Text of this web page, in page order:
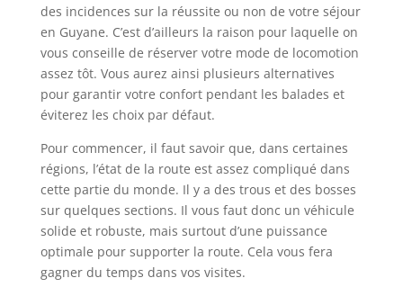
des incidences sur la réussite ou non de votre séjour
en Guyane. C’est d’ailleurs la raison pour laquelle on
vous conseille de réserver votre mode de locomotion
assez tôt. Vous aurez ainsi plusieurs alternatives
pour garantir votre confort pendant les balades et
éviterez les choix par défaut.
Pour commencer, il faut savoir que, dans certaines
régions, l’état de la route est assez compliqué dans
cette partie du monde. Il y a des trous et des bosses
sur quelques sections. Il vous faut donc un véhicule
solide et robuste, mais surtout d’une puissance
optimale pour supporter la route. Cela vous fera
gagner du temps dans vos visites.